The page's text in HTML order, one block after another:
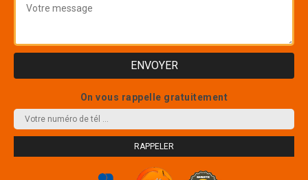
On vous rappelle gratuitement